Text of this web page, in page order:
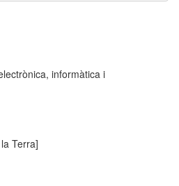
informàtica i
Terra]